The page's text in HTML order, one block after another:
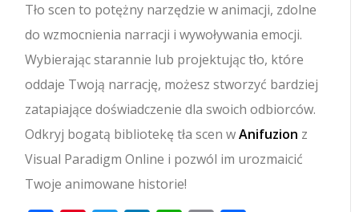
Tło scen to potężny narzędzie w animacji, zdolne
do wzmocnienia narracji i wywoływania emocji.
Wybierając starannie lub projektując tło, które
oddaje Twoją narrację, możesz stworzyć bardziej
zatapiające doświadczenie dla swoich odbiorców.
Odkryj bogatą bibliotekę tła scen wAnifuzion z
Visual Paradigm Online i pozwól im urozmaicić
Twoje animowane historie!